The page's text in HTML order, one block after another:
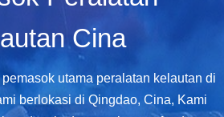
Cina
utama peralatan kelautan di
berlokasi di Qingdao, Cina, Kami